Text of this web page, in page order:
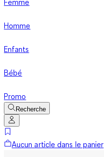
Femme
Homme
Enfants
Bébé
Promo
Recherche
Aucun article dans le panier